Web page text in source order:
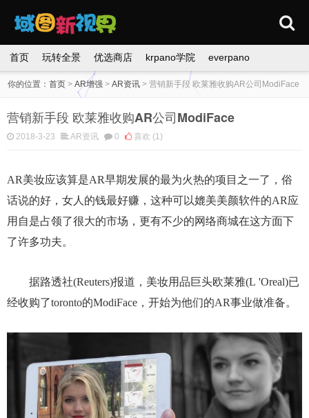
首页 玩转全景 优选商店 krpano学院 everpano
你的位置：首页 > AR增强 > AR资讯 > 营销新手段 欧莱雅收购AR公司ModiFace
营销新手段 欧莱雅收购AR公司ModiFace
2018-3-23 AR资讯 0 喜欢 (1)
AR美妆应该算是AR早期发展的最为火热的项目之一了，俗
话说的好，女人的钱最好赚，这种可以媲美美颜软件的AR应
用自是占领了很大的市场，更有不少的网络商城在这方面下
了许多功夫。
据路透社(Reuters)报道，美妆用品巨头欧莱雅(L 'Oreal)已
经收购了toronto的ModiFace，开始为他们的AR事业做准备。